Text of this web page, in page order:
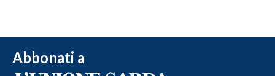
Abbonati a